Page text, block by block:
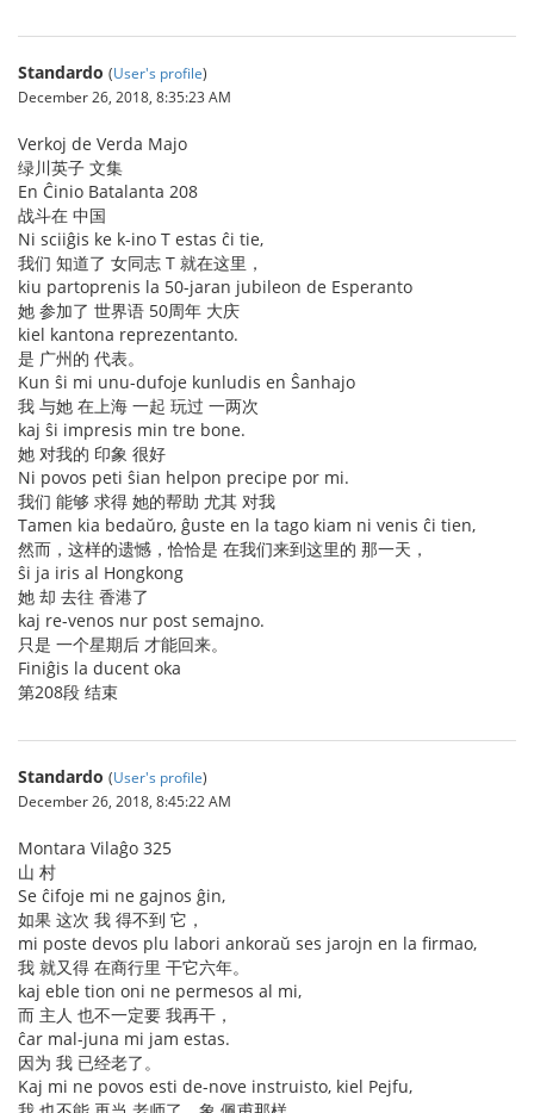
Standardo (User's profile)
December 26, 2018, 8:35:23 AM
Verkoj de Verda Majo
绿川英子 文集
En Ĉinio Batalanta 208
战斗在 中国
Ni sciiĝis ke k-ino T estas ĉi tie,
我们 知道了 女同志 T 就在这里，
kiu partoprenis la 50-jaran jubileon de Esperanto
她 参加了 世界语 50周年 大庆
kiel kantona reprezentanto.
是 广州的 代表。
Kun ŝi mi unu-dufoje kunludis en Ŝanhajo
我 与她 在上海 一起 玩过 一两次
kaj ŝi impresis min tre bone.
她 对我的 印象 很好
Ni povos peti ŝian helpon precipe por mi.
我们 能够 求得 她的帮助 尤其 对我
Tamen kia bedaŭro, ĝuste en la tago kiam ni venis ĉi tien,
然而，这样的遗憾，恰恰是 在我们来到这里的 那一天，
ŝi ja iris al Hongkong
她 却 去往 香港了
kaj re-venos nur post semajno.
只是 一个星期后 才能回来。
Finiĝis la ducent oka
第208段 结束
Standardo (User's profile)
December 26, 2018, 8:45:22 AM
Montara Vilaĝo 325
山 村
Se ĉifoje mi ne gajnos ĝin,
如果 这次 我 得不到 它，
mi poste devos plu labori ankoraŭ ses jarojn en la firmao,
我 就又得 在商行里 干它六年。
kaj eble tion oni ne permesos al mi,
而 主人 也不一定要 我再干，
ĉar mal-juna mi jam estas.
因为 我 已经老了。
Kaj mi ne povos esti de-nove instruisto, kiel Pejfu,